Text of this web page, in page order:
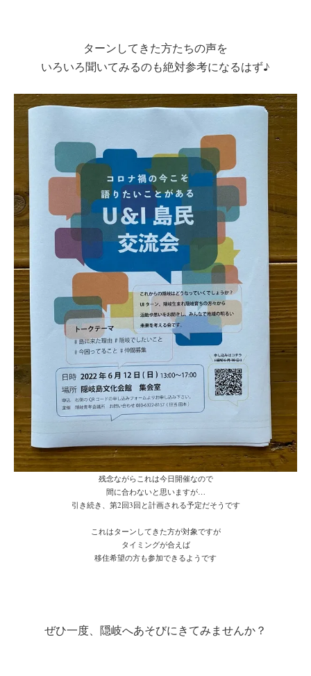
ターンしてきた方たちの声を
いろいろ聞いてみるのも絶対参考になるはず♪
残念ながらこれは今日開催なので
間に合わないと思いますが…
引き続き、第2回3回と計画される予定だそうです
これはターンしてきた方が対象ですが
タイミングが合えば
移住希望の方も参加できるようです
ぜひ一度、隠岐へあそびにきてみませんか？